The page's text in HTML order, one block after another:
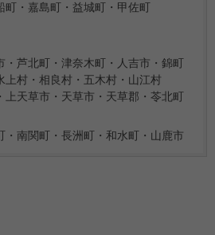
嘉島町 益城町
甲佐町
芦北町 津奈木町 人吉市
錦町
上村 相良村 五木村
山江村
上天草市 天草市 天草郡
苓北町
南関町 長洲町 和水町 山鹿市